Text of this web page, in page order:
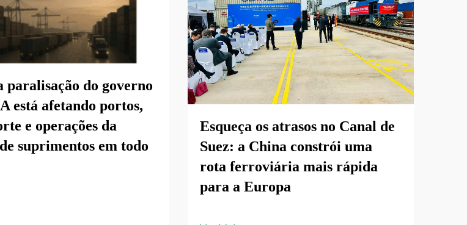
paralisação do governo
está afetando portos,
e operações da
suprimentos em todo
Esqueça os atrasos no Canal de
Suez: a China constrói uma
rota ferroviária mais rápida
para a Europa